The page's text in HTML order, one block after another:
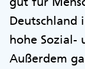
Deutschland
hohe Sozial-
Außerdem